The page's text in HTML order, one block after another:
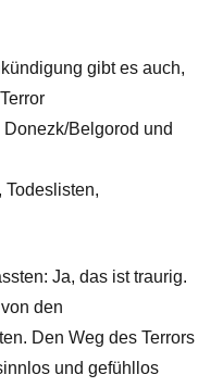
gibt es auch,
Belgorod und
Ja, das ist traurig.
den
Den Weg des Terrors
und gefühllos